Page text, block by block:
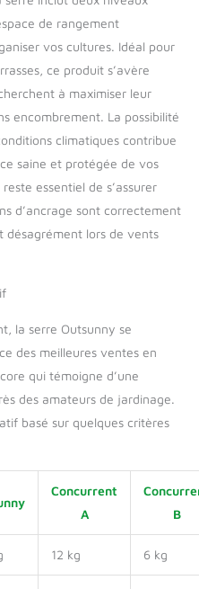
de rangement
vos cultures. Idéal pour
ce produit s’avère
à maximiser leur
encombrement. La possibilité
climatiques contribue
saine et protégée de vos
essentiel de s’assurer
d’ancrage sont correctement
désagrément lors de vents
la serre Outsunny se
des meilleures ventes en
qui témoigne d’une
des amateurs de jardinage.
basé sur quelques critères
Concurrent
A
B
12 kg 6 kg